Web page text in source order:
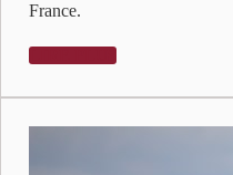
France.